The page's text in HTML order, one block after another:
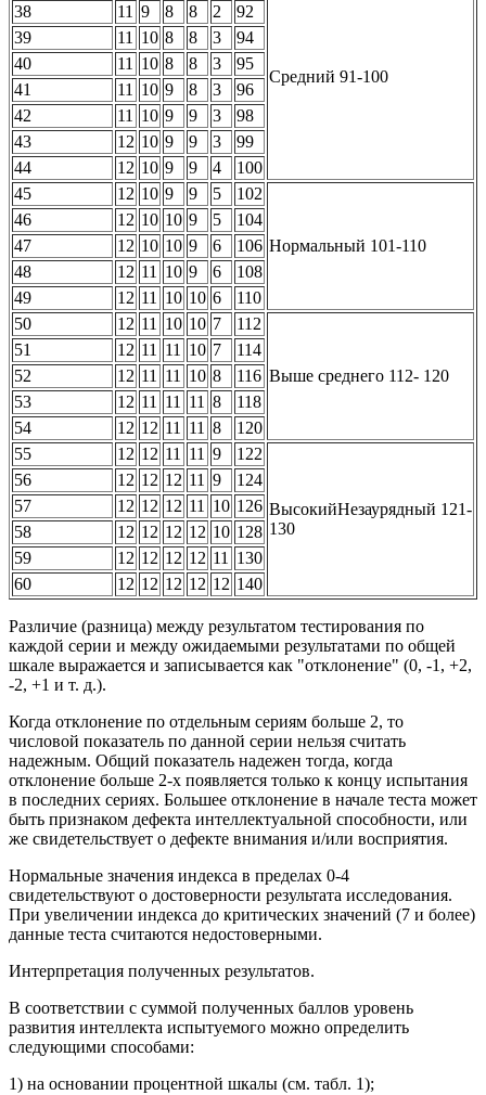
Средний 91-100
38 11 9 8 8 2
92
39
11 10 8 8 3
94
40
11 10 8 8 3
95
41
11 10 9 8 3
96
42
11 10 9 9 3
98
43
12 10 9 9 3
99
44
12 10 9 9 4
100
45
12 10 9 9 5 102
Нормальный 101-110
46 12 10 10 9 5
104
47
12 10 10 9 6
106
48
12 11 10 9 6
108
49
12 11 10 10 6
110
50
12 11 10 10 7 112
Выше среднего 112- 120
51 12 11 11 10 7
114
52
12 11 11 10 8
116
53
12 11 11 11 8
118
54
12 12 11 11 8
120
55
12 12 11 11 9 122
ВысокийНезаурядный 121-
130
56 12 12 12 11 9
124
57
12 12 12 11 10 126
58
12 12 12 12 10 128
59
12 12 12 12 11
130
60
12 12 12 12 12 140
Различие (разница) между результатом тестирования по
каждой серии и между ожидаемыми результатами по общей
шкале выражается и записывается как "отклонение" (0, -1, +2,
-2, +1 и т. д.).
Когда отклонение по отдельным сериям больше 2, то
числовой показатель по данной серии нельзя считать
надежным. Общий показатель надежен тогда, когда
отклонение больше 2-х появляется только к концу испытания
в последних сериях. Большее отклонение в начале теста может
быть признаком дефекта интеллектуальной способности, или
же свидетельствует о дефекте внимания и/или восприятия.
Нормальные значения индекса в пределах 0-4
свидетельствуют о достоверности результата исследования.
При увеличении индекса до критических значений (7 и более)
данные теста считаются недостоверными.
Интерпретация полученных результатов.
В соответствии с суммой полученных баллов уровень
развития интеллекта испытуемого можно определить
следующими способами:
1) на основании процентной шкалы (см. табл. 1);